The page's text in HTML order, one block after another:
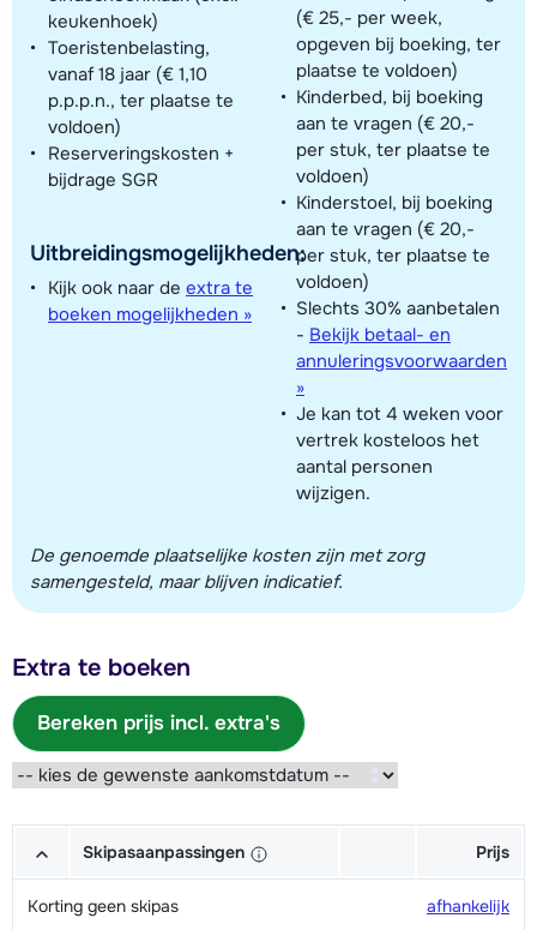
keukenhoek)
Toeristenbelasting,
vanaf 18 jaar (€ 1,10
p.p.p.n., ter plaatse te
voldoen)
Reserveringskosten +
bijdrage SGR
Uitbreidingsmogelijkheden:
Kijk ook naar de extra te
boeken mogelijkheden »
(€ 25,- per week,
opgeven bij boeking, ter
plaatse te voldoen)
Kinderbed, bij boeking
aan te vragen (€ 20,-
per stuk, ter plaatse te
voldoen)
Kinderstoel, bij boeking
aan te vragen (€ 20,-
per stuk, ter plaatse te
voldoen)
Slechts 30% aanbetalen
- Bekijk betaal- en
annuleringsvoorwaarden
»
Je kan tot 4 weken voor
vertrek kosteloos het
aantal personen
wijzigen.
De genoemde plaatselijke kosten zijn met zorg
samengesteld, maar blijven indicatief.
Extra te boeken
Bereken prijs incl. extra's
Skipasaanpassingen Prijs
Korting geen skipas
afhankelijk